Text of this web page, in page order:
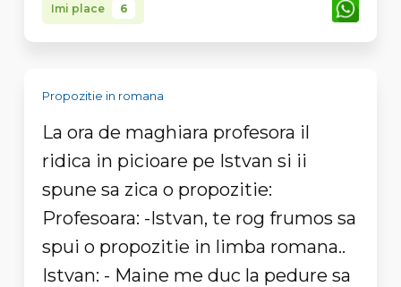
Imi place 6
Propozitie in romana
La ora de maghiara profesora il
ridica in picioare pe Istvan si ii
spune sa zica o propozitie:
Profesoara: -Istvan, te rog frumos sa
spui o propozitie in limba romana..
Istvan: - Maine me duc la pedure sa